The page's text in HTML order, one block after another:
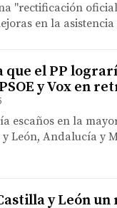
"rectificación
en la
que el PP
y Vox en
escaños en la
y León, Andalucía y
y León un